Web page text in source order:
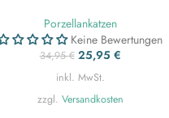
Porzellankatzen
Keine Bewertungen
34,95€ 25,95 €
inkl. MwSt.
zzgl. Versandkosten